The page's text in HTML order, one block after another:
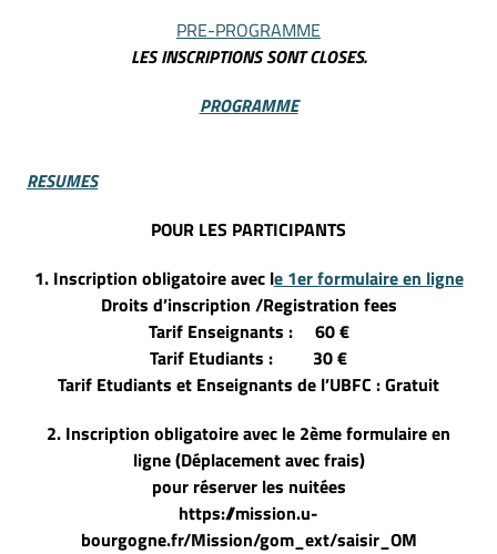
PRE-PROGRAMME
LES INSCRIPTIONS SONT CLOSES.
PROGRAMME
RESUMES
POUR LES PARTICIPANTS
1. Inscription obligatoire avec le 1er formulaire en ligne
Droits d’inscription /Registration fees
Tarif Enseignants : 60 €
Tarif Etudiants : 30 €
Tarif Etudiants et Enseignants de l’UBFC : Gratuit
2. Inscription obligatoire avec le 2ème formulaire en
ligne(Déplacement avec frais)
pour réserver les nuitées
https://mission.u-
bourgogne.fr/Mission/gom_ext/saisir_OM